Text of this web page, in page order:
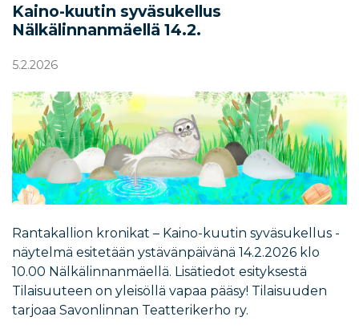
Kaino-kuutin syväsukellus
Nälkälinnanmäellä 14.2.
5.2.2026
Rantakallion kronikat – Kaino-kuutin syväsukellus -
näytelmä esitetään ystävänpäivänä 14.2.2026 klo
10.00 Nälkälinnanmäellä. Lisätiedot esityksestä
Tilaisuuteen on yleisöllä vapaa pääsy! Tilaisuuden
tarjoaa Savonlinnan Teatterikerho ry.